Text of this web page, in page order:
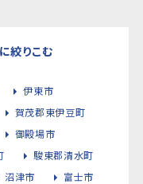
絞りこむ
伊東市
賀茂郡東伊豆町
御殿場市
駿東郡清水町
沼津市
富士市